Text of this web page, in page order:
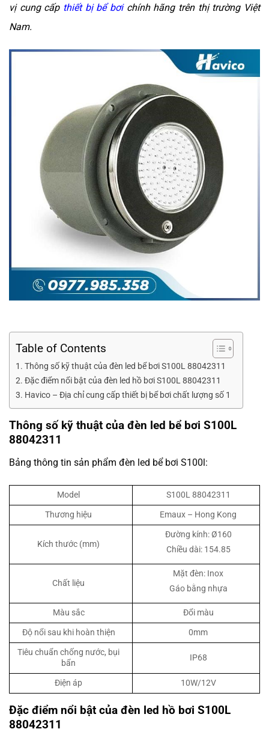
vị cung cấp thiết bị bể bơi chính hãng trên thị trường Việt
Nam.
Table of Contents
Thông số kỹ thuật của đèn led bể bơi S100L 88042311
Đặc điểm nổi bật của đèn led hồ bơi S100L 88042311
Havico – Địa chỉ cung cấp thiết bị bể bơi chất lượng số 1
Thông số kỹ thuật của đèn led bể bơi S100L
88042311
Bảng thông tin sản phẩm đèn led bể bơi S100l:
Model
S100L 88042311
Thương hiệu
Emaux – Hong Kong
Kích thước (mm)
Đường kính: Ø160
Chiều dài: 154.85
Chất liệu
Mặt đèn: Inox
Gáo bằng nhựa
Màu sắc
Đổi màu
Độ nổi sau khi hoàn thiện
0mm
Tiêu chuẩn chống nước, bụi
bẩn
IP68
Điện áp 10W/12V
Đặc điểm nổi bật của đèn led hồ bơi S100L
88042311